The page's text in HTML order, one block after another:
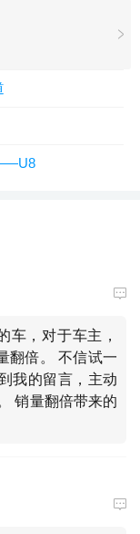
车，对于车主，
翻倍。 不信试一
我的留言，主动
销量翻倍带来的